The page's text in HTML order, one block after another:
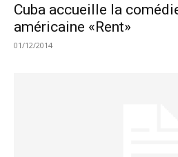
Cuba accueille la
américaine «Rent»
01/12/2014